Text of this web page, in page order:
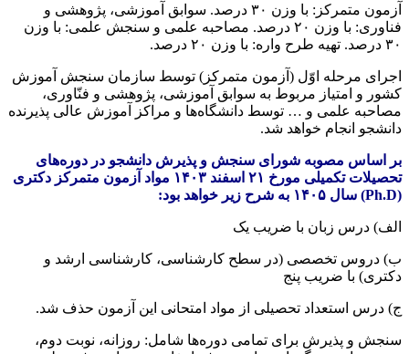
آزمون متمرکز: با وزن ۳۰ درصد. سوابق آموزشی، پژوهشی و
فناوری: با وزن ۲۰ درصد. مصاحبه علمی و سنجش علمی: با وزن
۳۰ درصد. تهیه طرح واره: با وزن ۲۰ درصد.
اجرای مرحله اوّل (آزمون متمرکز) توسط سازمان سنجش آموزش
کشور و امتیاز مربوط به سوابق آموزشی، پژوهشی و فنّاوری،
مصاحبه علمی و … توسط دانشگاه‌ها و مراکز آموزش عالی پذیرنده
دانشجو انجام خواهد شد.
بر اساس مصوبه شورای سنجش و پذیرش دانشجو در دوره‌های
تحصیلات تکمیلی مورخ ۲۱ اسفند ۱۴۰۳ مواد آزمون متمرکز دکتری
(Ph.D) سال ۱۴۰۵ به شرح زیر خواهد بود:
الف) درس زبان با ضریب یک
ب) دروس تخصصی (در سطح کارشناسی، کارشناسی ارشد و
دکتری) با ضریب پنج
ج) درس استعداد تحصیلی از مواد امتحانی این آزمون حذف شد.
سنجش و پذیرش برای تمامی دوره‌ها شامل: روزانه، نوبت دوم،